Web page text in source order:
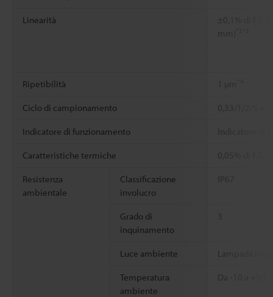
Linearità
±0,1% di F.S.
mm)
Ripetibilità
Ciclo di campionamento 0,33/1/2/5
Indicatore di funzionamento
Caratteristiche termiche 0,05% di F.S./
Resistenza
ambientale
Classificazione
involucro
IP67
Grado di
inquinamento
3
Luce ambiente Lampada
Temperatura
ambiente
Da -10 a +50